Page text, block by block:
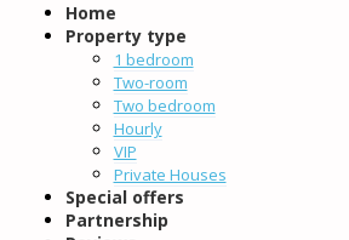
Home
Property type
1 bedroom
Two-room
Two bedroom
Hourly
VIP
Private Houses
Special offers
Partnership